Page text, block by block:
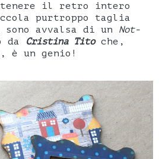
il retro intero
purtroppo taglia
avvalsa di un Not-
da Cristina Titoche,
è un genio!